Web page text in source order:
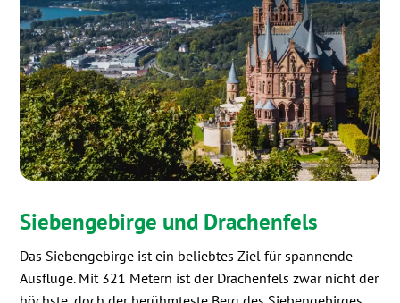
Siebengebirge und Drachenfels
Das Siebengebirge ist ein beliebtes Ziel für spannende
Ausflüge. Mit 321 Metern ist der Drachenfels zwar nicht der